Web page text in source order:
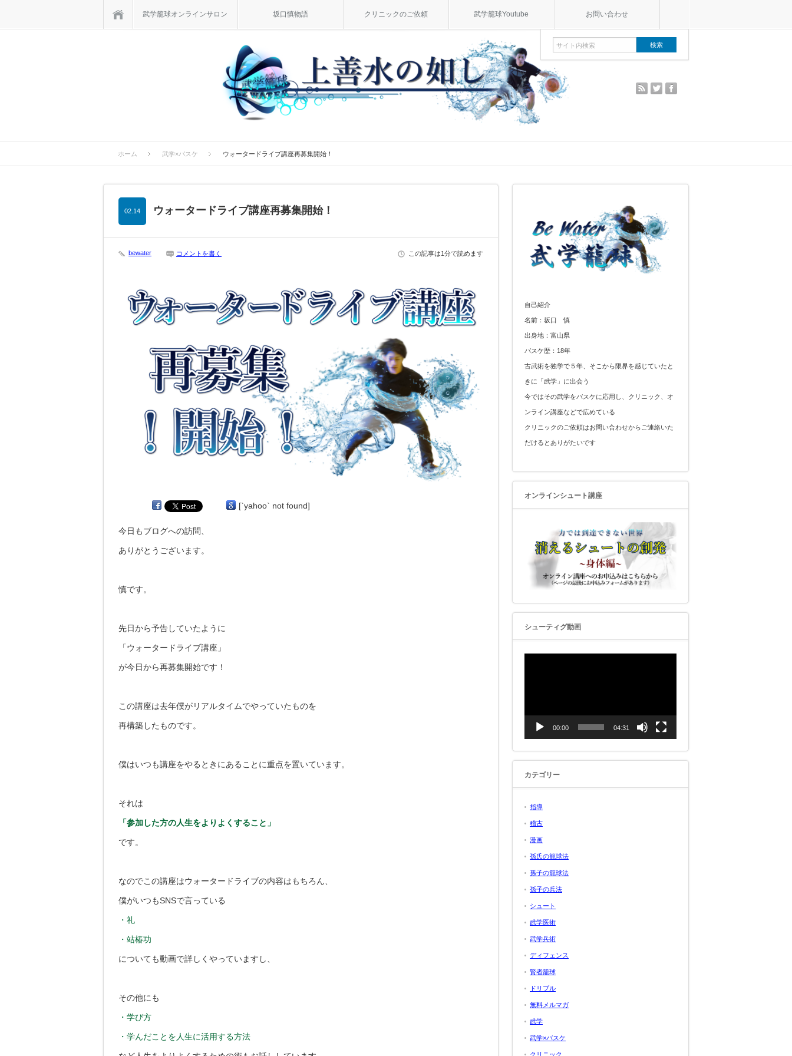
武学籠球オンラインサロン 坂口慎物語 クリニックのご依頼 武学籠球Youtube お問い合わせ
rss twitter
ホーム 武学×バスケ ウォータードライブ講座再募集開始！
ウォータードライブ講座再募集開始！
02.14
bewater コメントを書く この記事は1分で読めます
[`yahoo` not found]
今日もブログへの訪問、
ありがとうございます。
慎です。
先日から予告していたように
「ウォータードライブ講座」
が今日から再募集開始です！
この講座は去年僕がリアルタイムでやっていたものを
再構築したものです。
僕はいつも講座をやるときにあることに重点を置いています。
それは
「参加した方の人生をよりよくすること」
です。
なのでこの講座はウォータードライブの内容はもちろん、
僕がいつもSNSで言っている
・礼
・站椿功
についても動画で詳しくやっていますし、
その他にも
・学び方
・学んだことを人生に活用する方法
自己紹介
名前：坂口 慎
出身地：富山県
バスケ歴：18年
古武術を独学で５年、そこから限界を感じていたと
きに「武学」に出会う
今ではその武学をバスケに応用し、クリニック、オ
ンライン講座などで広めている
クリニックのご依頼はお問い合わせからご連絡いた
だけるとありがたいです
オンラインシュート講座
シューティグ動画
00:00 04:31
カテゴリー
指導
稽古
漫画
孫氏の籠球法
孫子の籠球法
孫子の兵法
シュート
武学医術
武学兵術
ディフェンス
賢者籠球
ドリブル
無料メルマガ
武学
武学×バスケ
クリニック